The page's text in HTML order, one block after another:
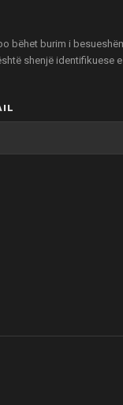
bëhet burim i
shenjë identifikuese